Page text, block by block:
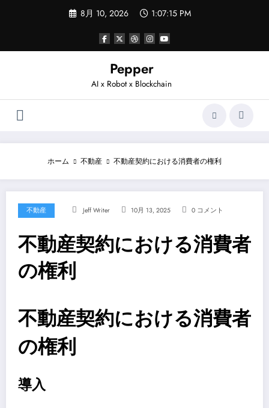
ツ
8月 10, 2026 1:07:15 PM
Pepper
AI x Robot x Blockchain
ホーム 不動産 不動産契約における消費者の権利
不動産 Jeff Writer 10月 13, 2025 0 コメント
不動産契約における消費者
の権利
不動産契約における消費者
の権利
導入